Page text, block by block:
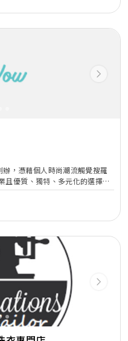
Next
，憑藉個人時尚潮流觸覺搜羅
且優質、獨特、多元化的選擇及
授權代理超過二十個國際設計師
大利、俄羅斯、西班牙、土耳
代理。
Next